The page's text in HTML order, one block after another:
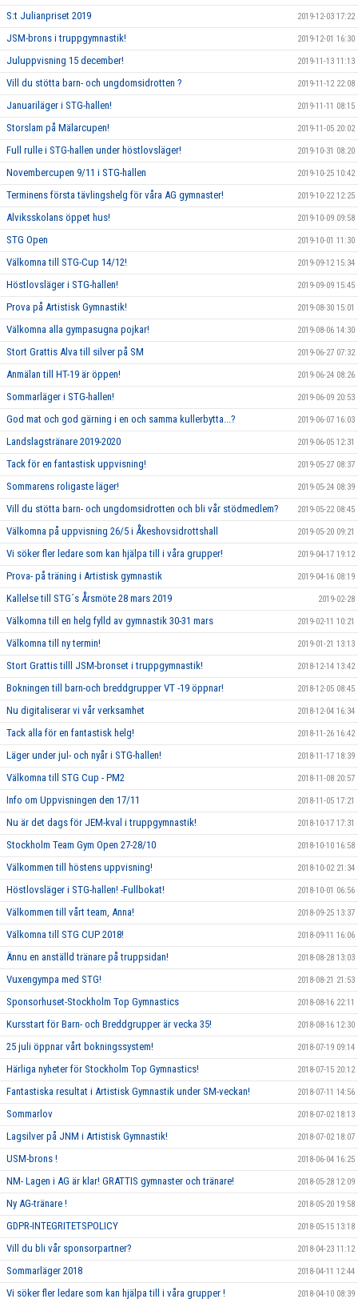
S:t Julianpriset 2019 2019-12-03 17:22
JSM-brons i truppgymnastik! 2019-12-01 16:30
Juluppvisning 15 december! 2019-11-13 11:13
Vill du stötta barn- och ungdomsidrotten ? 2019-11-12 22:08
Januariläger i STG-hallen! 2019-11-11 08:15
Storslam på Mälarcupen! 2019-11-05 20:02
Full rulle i STG-hallen under höstlovsläger! 2019-10-31 08:20
Novembercupen 9/11 i STG-hallen 2019-10-25 10:42
Terminens första tävlingshelg för våra AG gymnaster! 2019-10-22 12:25
Alviksskolans öppet hus! 2019-10-09 09:58
STG Open 2019-10-01 11:30
Välkomna till STG-Cup 14/12! 2019-09-12 15:34
Höstlovsläger i STG-hallen! 2019-09-09 15:45
Prova på Artistisk Gymnastik! 2019-08-30 15:01
Välkomna alla gympasugna pojkar! 2019-08-06 14:30
Stort Grattis Alva till silver på SM 2019-06-27 07:32
Anmälan till HT-19 är öppen! 2019-06-24 08:26
Sommarläger i STG-hallen! 2019-06-09 20:53
God mat och god gärning i en och samma kullerbytta...? 2019-06-07 16:03
Landslagstränare 2019-2020 2019-06-05 12:31
Tack för en fantastisk uppvisning! 2019-05-27 08:37
Sommarens roligaste läger! 2019-05-24 08:39
Vill du stötta barn- och ungdomsidrotten och bli vår stödmedlem? 2019-05-22 08:45
Välkomna på uppvisning 26/5 i Åkeshovsidrottshall 2019-05-20 09:21
Vi söker fler ledare som kan hjälpa till i våra grupper! 2019-04-17 19:12
Prova- på träning i Artistisk gymnastik 2019-04-16 08:19
Kallelse till STG´s Årsmöte 28 mars 2019 2019-02-28
Välkomna till en helg fylld av gymnastik 30-31 mars 2019-02-11 10:21
Välkomna till ny termin! 2019-01-21 13:13
Stort Grattis tilll JSM-bronset i truppgymnastik! 2018-12-14 13:42
Bokningen till barn-och breddgrupper VT -19 öppnar! 2018-12-05 08:45
Nu digitaliserar vi vår verksamhet 2018-12-04 16:34
Tack alla för en fantastisk helg! 2018-11-26 16:42
Läger under jul- och nyår i STG-hallen! 2018-11-17 18:39
Välkomna till STG Cup - PM2 2018-11-08 20:57
Info om Uppvisningen den 17/11 2018-11-05 17:21
Nu är det dags för JEM-kval i truppgymnastik! 2018-10-17 17:31
Stockholm Team Gym Open 27-28/10 2018-10-10 16:58
Välkommen till höstens uppvisning! 2018-10-02 21:34
Höstlovsläger i STG-hallen! -Fullbokat! 2018-10-01 06:56
Välkommen till vårt team, Anna! 2018-09-25 13:37
Välkomna till STG CUP 2018! 2018-09-11 16:06
Ännu en anställd tränare på truppsidan! 2018-08-28 13:03
Vuxengympa med STG! 2018-08-21 21:53
Sponsorhuset-Stockholm Top Gymnastics 2018-08-16 22:11
Kursstart för Barn- och Breddgrupper är vecka 35! 2018-08-16 12:30
25 juli öppnar vårt bokningssystem! 2018-07-19 09:14
Härliga nyheter för Stockholm Top Gymnastics! 2018-07-15 20:12
Fantastiska resultat i Artistisk Gymnastik under SM-veckan! 2018-07-11 14:56
Sommarlov 2018-07-02 18:13
Lagsilver på JNM i Artistisk Gymnastik! 2018-07-02 18:07
USM-brons ! 2018-06-04 16:25
NM- Lagen i AG är klar! GRATTIS gymnaster och tränare! 2018-05-28 12:09
Ny AG-tränare ! 2018-05-20 19:58
GDPR-INTEGRITETSPOLICY 2018-05-15 13:18
Vill du bli vår sponsorpartner? 2018-04-23 11:12
Sommarläger 2018 2018-04-11 12:44
Vi söker fler ledare som kan hjälpa till i våra grupper ! 2018-04-10 08:39